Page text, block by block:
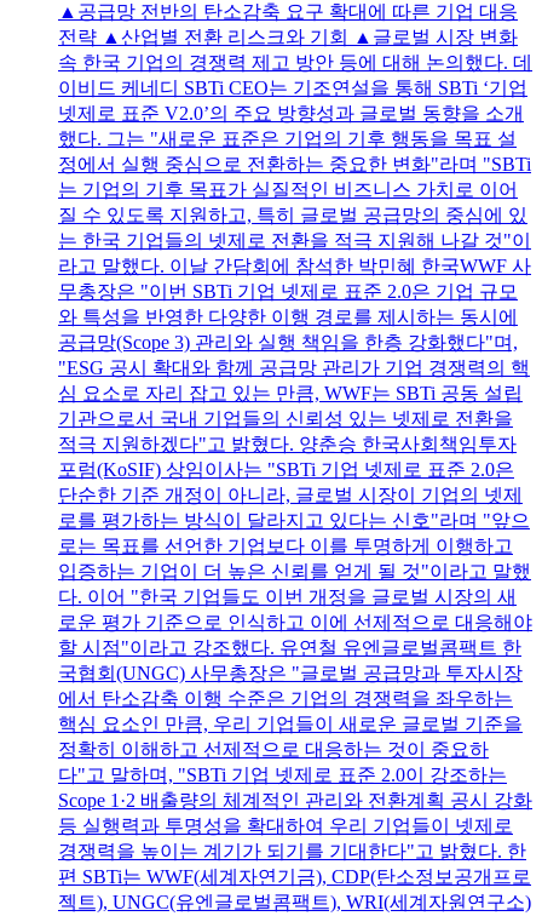
▲공급망 전반의 탄소감축 요구 확대에 따른 기업 대응
전략 ▲산업별 전환 리스크와 기회 ▲글로벌 시장 변화
속 한국 기업의 경쟁력 제고 방안 등에 대해 논의했다. 데
이비드 케네디 SBTi CEO는 기조연설을 통해 SBTi ‘기업
넷제로 표준 V2.0’의 주요 방향성과 글로벌 동향을 소개
했다. 그는 "새로운 표준은 기업의 기후 행동을 목표 설
정에서 실행 중심으로 전환하는 중요한 변화"라며 "SBTi
는 기업의 기후 목표가 실질적인 비즈니스 가치로 이어
질 수 있도록 지원하고, 특히 글로벌 공급망의 중심에 있
는 한국 기업들의 넷제로 전환을 적극 지원해 나갈 것"이
라고 말했다. 이날 간담회에 참석한 박민혜 한국WWF 사
무총장은 "이번 SBTi 기업 넷제로 표준 2.0은 기업 규모
와 특성을 반영한 다양한 이행 경로를 제시하는 동시에
공급망(Scope 3) 관리와 실행 책임을 한층 강화했다"며,
"ESG 공시 확대와 함께 공급망 관리가 기업 경쟁력의 핵
심 요소로 자리 잡고 있는 만큼, WWF는 SBTi 공동 설립
기관으로서 국내 기업들의 신뢰성 있는 넷제로 전환을
적극 지원하겠다"고 밝혔다. 양춘승 한국사회책임투자
포럼(KoSIF) 상임이사는 "SBTi 기업 넷제로 표준 2.0은
단순한 기준 개정이 아니라, 글로벌 시장이 기업의 넷제
로를 평가하는 방식이 달라지고 있다는 신호"라며 "앞으
로는 목표를 선언한 기업보다 이를 투명하게 이행하고
입증하는 기업이 더 높은 신뢰를 얻게 될 것"이라고 말했
다. 이어 "한국 기업들도 이번 개정을 글로벌 시장의 새
로운 평가 기준으로 인식하고 이에 선제적으로 대응해야
할 시점"이라고 강조했다. 유연철 유엔글로벌콤팩트 한
국협회(UNGC) 사무총장은 "글로벌 공급망과 투자시장
에서 탄소감축 이행 수준은 기업의 경쟁력을 좌우하는
핵심 요소인 만큼, 우리 기업들이 새로운 글로벌 기준을
정확히 이해하고 선제적으로 대응하는 것이 중요하
다"고 말하며, "SBTi 기업 넷제로 표준 2.0이 강조하는
Scope 1·2 배출량의 체계적인 관리와 전환계획 공시 강화
등 실행력과 투명성을 확대하여 우리 기업들이 넷제로
경쟁력을 높이는 계기가 되기를 기대한다"고 밝혔다. 한
편 SBTi는 WWF(세계자연기금), CDP(탄소정보공개프로
젝트), UNGC(유엔글로벌콤팩트), WRI(세계자원연구소)